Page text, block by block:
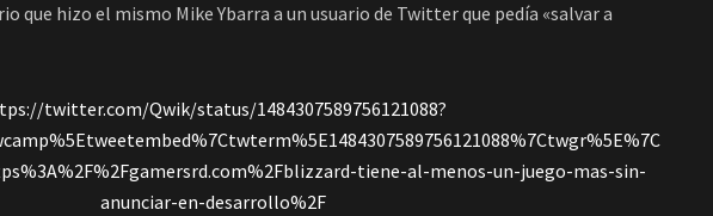
que hizo el mismo Mike Ybarra a un usuario de Twitter que pedía «salvar a
twitter.com/Qwik/status/1484307589756121088?
tiene-al-menos-un-juego-mas-sin-
anunciar-en-desarrollo%2F